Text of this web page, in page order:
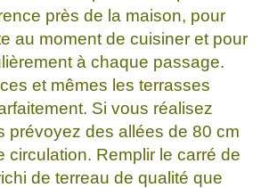
près de la maison, pour
au moment de cuisiner et pour
à chaque passage.
et mêmes les terrasses
Si vous réalisez
prévoyez des allées de 80 cm
circulation. Remplir le carré de
de terreau de qualité que